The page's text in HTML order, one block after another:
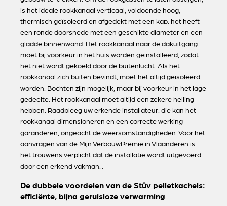
is het ideale rookkanaal verticaal, voldoende hoog,
thermisch geïsoleerd en afgedekt met een kap: het heeft
een ronde doorsnede met een geschikte diameter en een
gladde binnenwand. Het rookkanaal naar de dakuitgang
moet bij voorkeur in het huis worden geïnstalleerd, zodat
het niet wordt gekoeld door de buitenlucht. Als het
rookkanaal zich buiten bevindt, moet het altijd geïsoleerd
worden. Bochten zijn mogelijk, maar bij voorkeur in het lage
gedeelte. Het rookkanaal moet altijd een zekere helling
hebben. Raadpleeg uw erkende installateur: die kan het
rookkanaal dimensioneren en een correcte werking
garanderen, ongeacht de weersomstandigheden. Voor het
aanvragen van de Mijn VerbouwPremie in Vlaanderen is
het trouwens verplicht dat de installatie wordt uitgevoerd
door een erkend vakman. .
De dubbele voordelen van de Stûv pelletkachels:
efficiënte, bijna geruisloze verwarming